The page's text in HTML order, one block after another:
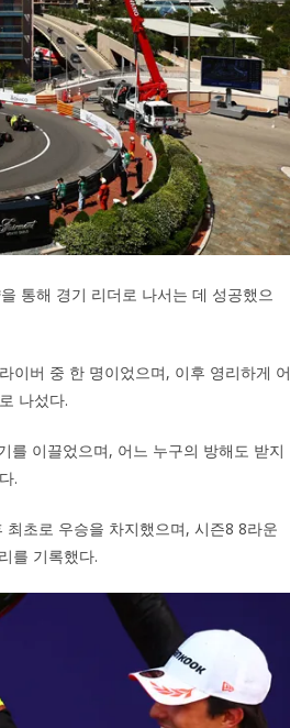
통해 경기 리더로 나서는 데 성공했으
이버 중 한 명이었으며, 이후 영리하게 어
나섰다.
를 이끌었으며, 어느 누구의 방해도 받지
.
초로 우승을 차지했으며, 시즌8 8라운
를 기록했다.